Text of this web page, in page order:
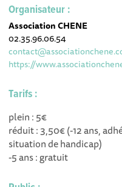
Organisateur :
Association CHENE
02.35.96.06.54
https://
Tarifs :
plein : 5€
réduit : 3,50€ (-12 ans,
situation de handicap)
-5 ans : gratuit